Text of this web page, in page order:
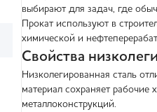
выбирают для задач, где
Прокат используют в
химической и
Свойства
Низколегированная сталь
материал сохраняет рабочие
металлоконструкций.